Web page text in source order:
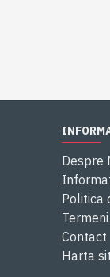
Despre
Politica
Contact
Harta